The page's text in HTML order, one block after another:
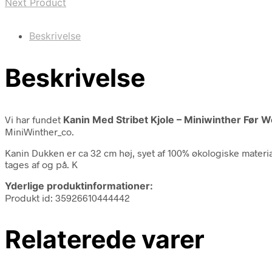
Beskrivelse
Beskrivelse
Vi har fundet Kanin Med Stribet Kjole – Miniwinther Før
MiniWinther_co.
Kanin Dukken er ca 32 cm høj, syet af 100% økologiske
tages af og på. K
Yderlige produktinformationer:
Produkt id: 35926610444442
Relaterede varer